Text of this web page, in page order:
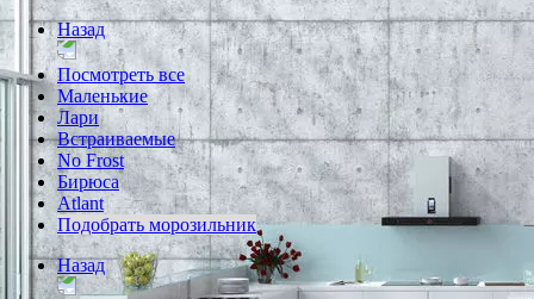
Назад
Посмотреть все
Маленькие
Лари
Встраиваемые
No Frost
Бирюса
Atlant
Подобрать морозильник
Назад